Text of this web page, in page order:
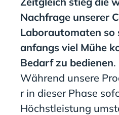
Nachfrage unserer
Laborautomaten so
anfangs viel Mühe
Bedarf zu bedienen.
Während unsere
r in dieser Phase
Höchstleistung